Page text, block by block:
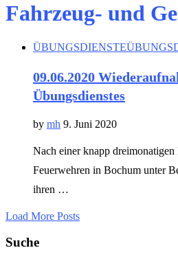
Fahrzeug- und
ÜBUNGSDIENSTE
09.06.2020
Übungsdienstes
by mh 9. Juni 2020
Nach einer knapp
Feuerwehren in Bochum unter
ihren …
Load More Posts
Suche